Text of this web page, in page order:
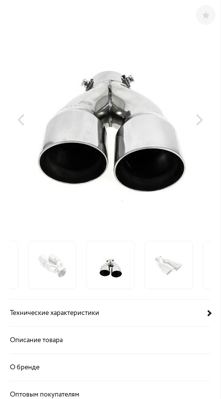
Технические характеристики
Описание товара
О бренде
Оптовым покупателям